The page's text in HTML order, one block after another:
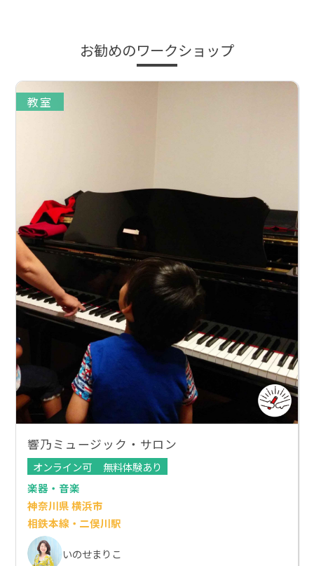
お勧めのワークショップ
教室
響乃ミュージック・サロン
オンライン可
無料体験あり
楽器・音楽
神奈川県 横浜市
相鉄本線・二俣川駅
いのせまりこ